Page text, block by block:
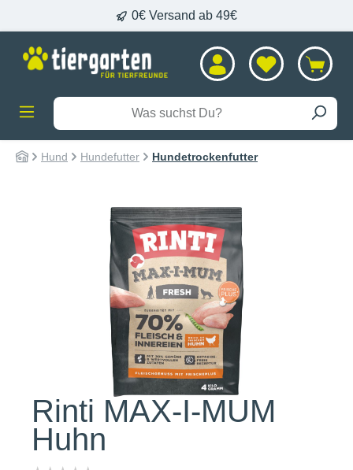
0€ Versand ab 49€
Hund Hundefutter Hundetrockenfutter
Bildergalerie überspringen
Rinti MAX-I-MUM
Huhn